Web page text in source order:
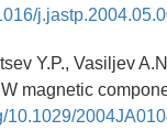
Y.P., Vasiljev
magnetic
10.1029/